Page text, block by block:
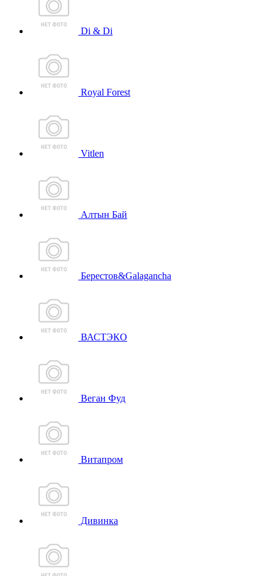
Di & Di
Royal Forest
Vitlen
Алтын Бай
Берестов&Galagancha
ВАСТЭКО
Веган Фуд
Витапром
Дивинка